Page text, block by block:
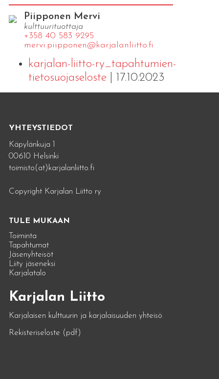
Piipponen Mervi
kulttuurituottaja
+358 40 583 9295
mervi.​piipponen@​kar​jala​nlii​tto.​fi
karjalan-liitto-ry_tapahtumien-
tietosuojaseloste| 17.10.2023
YHTEYSTIEDOT
Käpylänkuja 1
00610 Helsinki
toimisto(at)karjalanliitto.fi
Copyright Karjalan Liitto ry
TULE MUKAAN
Toiminta
Tapahtumat
Jäsenyhteisöt
Liity jäseneksi
Karjalatalo
Karjalan Liitto
Karjalaisen kulttuurin ja karjalaisuuden yhteisö
Rekisteriseloste (pdf)